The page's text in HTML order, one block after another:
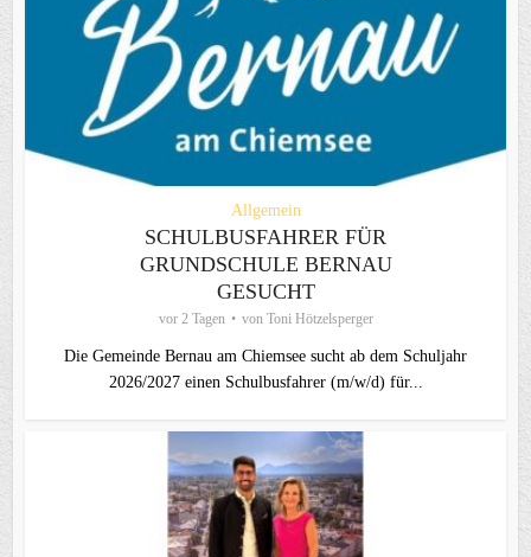
Allgemein
SCHULBUSFAHRER FÜR
GRUNDSCHULE BERNAU
GESUCHT
vor 2 Tagen von Toni Hötzelsperger
Die Gemeinde Bernau am Chiemsee sucht ab dem Schuljahr
2026/2027 einen Schulbusfahrer (m/w/d) für...